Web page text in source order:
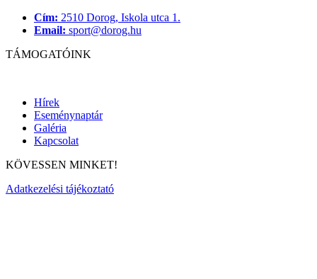
Cím: 2510 Dorog, Iskola utca 1.
Email: sport@dorog.hu
TÁMOGATÓINK
Hírek
Eseménynaptár
Galéria
Kapcsolat
KÖVESSEN MINKET!
Adatkezelési tájékoztató